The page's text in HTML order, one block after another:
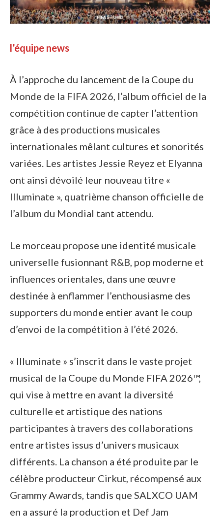
l’équipe news
À l’approche du lancement de la Coupe du
Monde de la FIFA 2026, l’album officiel de la
compétition continue de capter l’attention
grâce à des productions musicales
internationales mêlant cultures et sonorités
variées. Les artistes Jessie Reyez et Elyanna
ont ainsi dévoilé leur nouveau titre «
Illuminate », quatrième chanson officielle de
l’album du Mondial tant attendu.
Le morceau propose une identité musicale
universelle fusionnant R&B, pop moderne et
influences orientales, dans une œuvre
destinée à enflammer l’enthousiasme des
supporters du monde entier avant le coup
d’envoi de la compétition à l’été 2026.
« Illuminate » s’inscrit dans le vaste projet
musical de la Coupe du Monde FIFA 2026™,
qui vise à mettre en avant la diversité
culturelle et artistique des nations
participantes à travers des collaborations
entre artistes issus d’univers musicaux
différents. La chanson a été produite par le
célèbre producteur Cirkut, récompensé aux
Grammy Awards, tandis que SALXCO UAM
en a assuré la production et Def Jam